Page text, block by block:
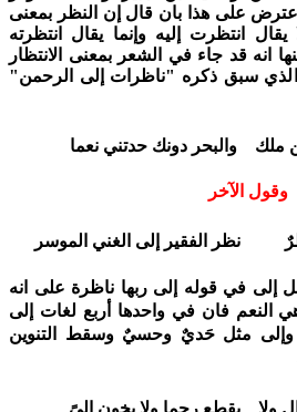
على هذا بان قال إن النظر بمعنى
يقال انتظرت إليه وإنما يقال انتظرته
انه قد جاء في الشعر بمعنى الانتظار
سبق ذكره "ناظرات إلى الرحمن"
ملك والبحر دونك حدتني نعما
وقول الآخر
نظر الفقير إلى الغني الموسر
إلى في قوله إلى ربها ناظرة على انه
النعم فان في واحدها أربع لغات إلى
وإلى مثل حَديٌ وحسيٌ وسقط التنوين
ولا يقطع رحما ولا يخون إلىً